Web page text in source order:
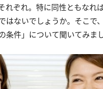
れぞれ。特に同性ともなれ
はないでしょうか。そこで
条件」について聞いてみまし